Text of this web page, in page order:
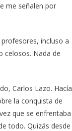
me señalen por
incluso a
celosos. Nada de
Carlos Lazo. Hacía
la conquista de
que se enfrentaba
todo. Quizás desde